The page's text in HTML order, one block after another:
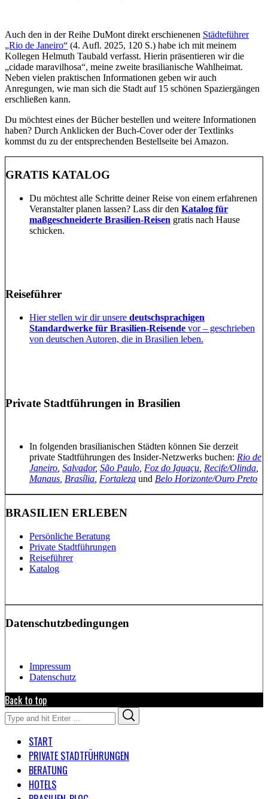
Auch den in der Reihe DuMont direkt erschienenen Städteführer
„Rio de Janeiro“ (4. Aufl. 2025, 120 S.) habe ich mit meinem
Kollegen Helmuth Taubald verfasst. Hierin präsentieren wir die
„cidade maravilhosa“, meine zweite brasilianische Wahlheimat.
Neben vielen praktischen Informationen geben wir auch
Anregungen, wie man sich die Stadt auf 15 schönen Spaziergängen
erschließen kann.
Du möchtest eines der Bücher bestellen und weitere Informationen
haben? Durch Anklicken der Buch-Cover oder der Textlinks
kommst du zu der entsprechenden Bestellseite bei Amazon.
GRATIS KATALOG
Du möchtest alle Schritte deiner Reise von einem erfahrenen
Veranstalter planen lassen? Lass dir den Katalog für
maßgeschneiderte Brasilien-Reisen gratis nach Hause
schicken.
Reiseführer
Hier stellen wir dir unsere deutschsprachigen
Standardwerke für Brasilien-Reisende vor – geschrieben
von deutschen Autoren, die in Brasilien leben.
Private Stadtführungen in Brasilien
In folgenden brasilianischen Städten können Sie derzeit
private Stadtführungen des Insider-Netzwerks buchen: Rio de
Janeiro, Salvador, São Paulo, Foz do Iguaçu, Recife/Olinda,
Manaus, Brasília, Fortaleza und Belo Horizonte/Ouro Preto
BRASILIEN ERLEBEN
Persönliche Beratung
Private Stadtführungen
Reiseführer
Katalog
Datenschutzbedingungen
Impressum
Datenschutz
Back to top
Search
for:
START
PRIVATE STADTFÜHRUNGEN
BERATUNG
HOTELS